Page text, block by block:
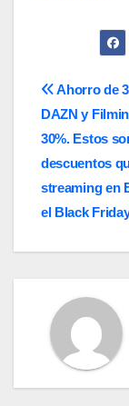
de
Ahorro de
DAZN y
30%. Estos
descuentos
streaming en
el Black